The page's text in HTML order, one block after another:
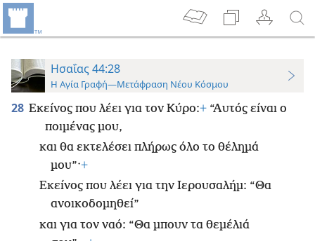
Ησαΐας 44:28
Η Αγία Γραφή—Μετάφραση Νέου Κόσμου
28 Εκείνος που λέει για τον Κύρο:+ “Αυτός είναι ο
ποιμένας μου,
και θα εκτελέσει πλήρως όλο το θέλημά
μου”·+
Εκείνος που λέει για την Ιερουσαλήμ: “Θα
ανοικοδομηθεί”
και για τον ναό: “Θα μπουν τα θεμέλιά